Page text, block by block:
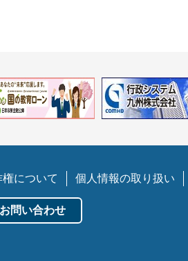
について 個人情報の取り扱い
問い合わせ